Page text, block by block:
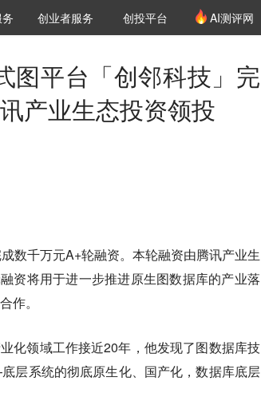
构库
推介
创投氪堂
创业者服务 创投平台 AI测评网
图平台「创邻科技」完
产业生态投资领投
数千万元A+轮融资。本轮融资由腾讯产业生
资将用于进一步推进原生图数据库的产业落
作。
化领域工作接近20年，他发现了图数据库技
底层系统的彻底原生化、国产化，数据库底层